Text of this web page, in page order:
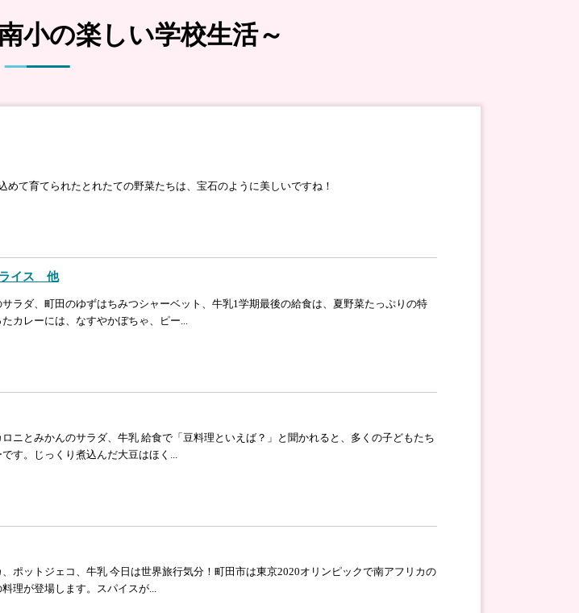
小の楽しい学校生活～
て育てられたとれたての野菜たちは、宝石のように美しいですね！
イス 他
ラダ、町田のゆずはちみつシャーベット、牛乳1学期最後の給食は、夏野菜たっぷりの特
カレーには、なすやかぼちゃ、ピー...
ニとみかんのサラダ、牛乳 給食で「豆料理といえば？」と聞かれると、多くの子どもたち
す。じっくり煮込んだ大豆はほく...
ポットジェコ、牛乳 今日は世界旅行気分！町田市は東京2020オリンピックで南アフリカの
理が登場します。スパイスが...